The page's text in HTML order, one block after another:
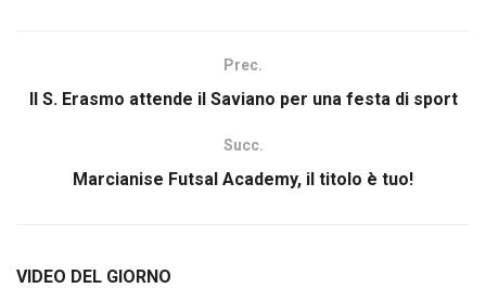
Prec.
Il S. Erasmo attende il Saviano per una festa di sport
Succ.
Marcianise Futsal Academy, il titolo è tuo!
VIDEO DEL GIORNO